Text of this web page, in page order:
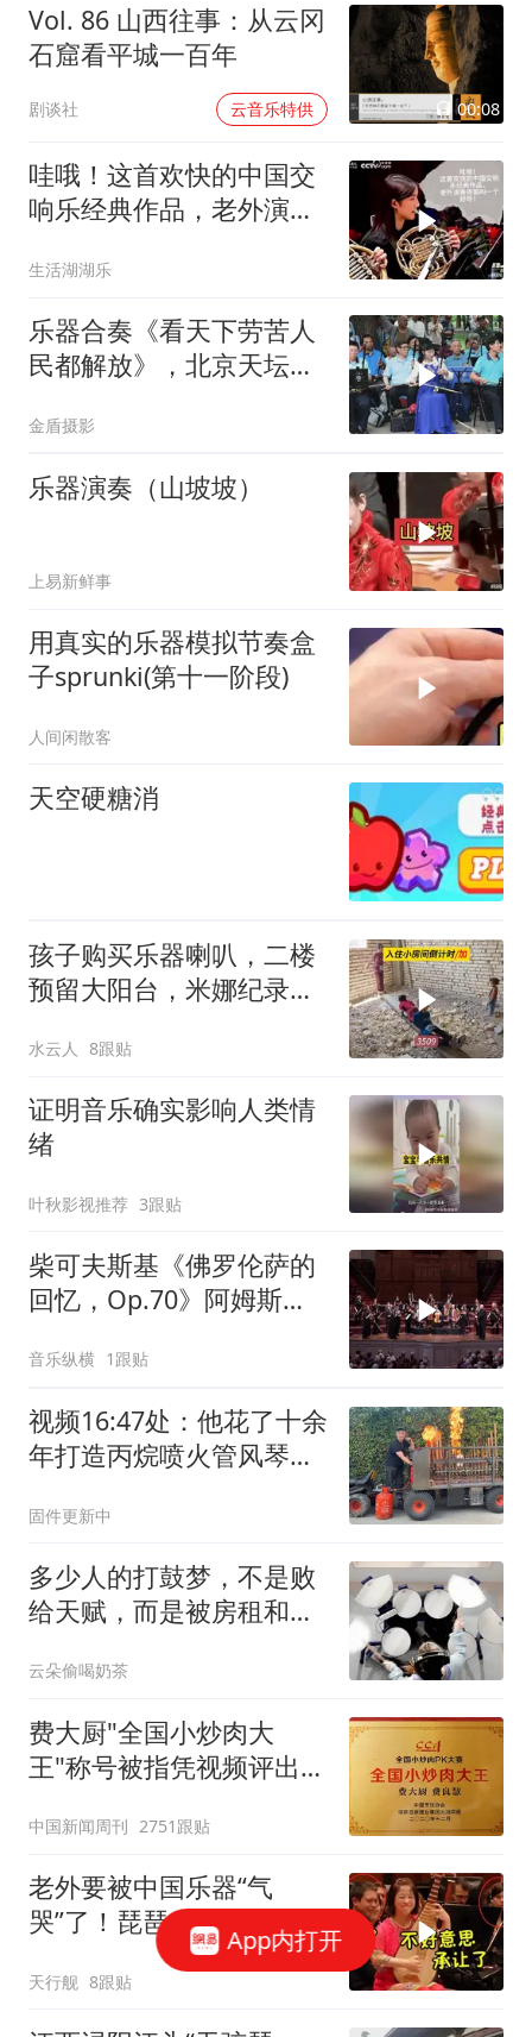
Vol. 86 山西往事：从云冈
石窟看平城一百年
剧谈社 云音乐特供 00:08
哇哦！这首欢快的中国交
响乐经典作品，老外演奏
生活湖湖乐
乐器合奏《看天下劳苦人
民都解放》，北京天坛琴
金盾摄影
乐器演奏（山坡坡）
上易新鲜事
用真实的乐器模拟节奏盒
子sprunki(第十一阶段)
人间闲散客
天空硬糖消
孩子购买乐器喇叭，二楼
预留大阳台，米娜纪录片
水云人 8跟贴
证明音乐确实影响人类情
绪
叶秋影视推荐 3跟贴
柴可夫斯基《佛罗伦萨的
回忆，Op.70》阿姆斯特
琴 坎迪达・汤普森
音乐纵横 1跟贴
视频16:47处：他花了十余
年打造丙烷喷火管风琴，
固件更新中
多少人的打鼓梦，不是败
给天赋，而是被房租和邻
云朵偷喝奶茶
费大厨"全国小炒肉大
王"称号被指凭视频评出
中国新闻周刊 2751跟贴
老外要被中国乐器“气
哭”了！琵琶一响听懵全
场，身后小哥哥看呆
天行舰 8跟贴
App内打开